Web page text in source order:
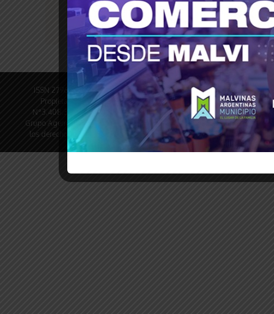
ISSN 2796-9789 © Revista Tiempo30 - Revista Digital Director
Propietario: Oscar Dufour PyME N°1005758473 DNM-INPI
N°3.408.328 Registro DNDA en trámite N° de edición 4600 ©
Grupo Agencia del Plata Pasco 1290 - CABA © 2013 - 2025 | Todos
los derechos reservados | Desarrollado porRevista de Noticias X